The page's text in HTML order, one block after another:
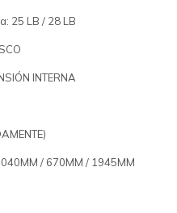
25 LB / 28 LB
INTERNA
/ 670MM / 1945MM